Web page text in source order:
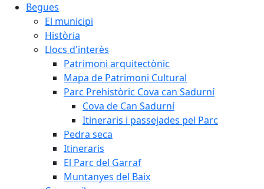
Begues
El municipi
Història
Llocs d'interès
Patrimoni arquitectònic
Mapa de Patrimoni Cultural
Parc Prehistòric Cova can Sadurní
Cova de Can Sadurní
Itineraris i passejades pel Parc
Pedra seca
Itineraris
El Parc del Garraf
Muntanyes del Baix